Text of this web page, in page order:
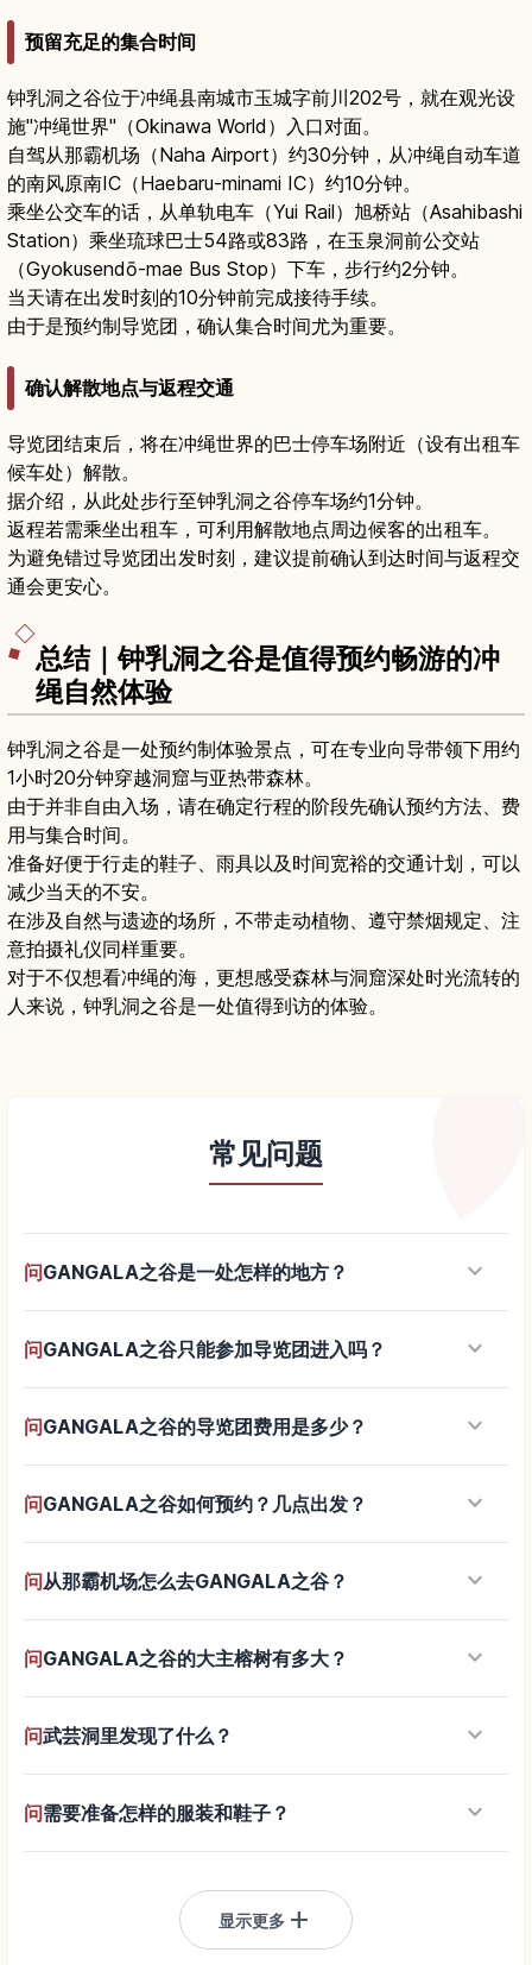
预留充足的集合时间
钟乳洞之谷位于冲绳县南城市玉城字前川202号，就在观光设
施"冲绳世界"（Okinawa World）入口对面。
自驾从那霸机场（Naha Airport）约30分钟，从冲绳自动车道
的南风原南IC（Haebaru-minami IC）约10分钟。
乘坐公交车的话，从单轨电车（Yui Rail）旭桥站（Asahibashi
Station）乘坐琉球巴士54路或83路，在玉泉洞前公交站
（Gyokusendō-mae Bus Stop）下车，步行约2分钟。
当天请在出发时刻的10分钟前完成接待手续。
由于是预约制导览团，确认集合时间尤为重要。
确认解散地点与返程交通
导览团结束后，将在冲绳世界的巴士停车场附近（设有出租车
候车处）解散。
据介绍，从此处步行至钟乳洞之谷停车场约1分钟。
返程若需乘坐出租车，可利用解散地点周边候客的出租车。
为避免错过导览团出发时刻，建议提前确认到达时间与返程交
通会更安心。
总结｜钟乳洞之谷是值得预约畅游的冲
绳自然体验
钟乳洞之谷是一处预约制体验景点，可在专业向导带领下用约
1小时20分钟穿越洞窟与亚热带森林。
由于并非自由入场，请在确定行程的阶段先确认预约方法、费
用与集合时间。
准备好便于行走的鞋子、雨具以及时间宽裕的交通计划，可以
减少当天的不安。
在涉及自然与遗迹的场所，不带走动植物、遵守禁烟规定、注
意拍摄礼仪同样重要。
对于不仅想看冲绳的海，更想感受森林与洞窟深处时光流转的
人来说，钟乳洞之谷是一处值得到访的体验。
常见问题
问GANGALA之谷是一处怎样的地方？ keyboard_arrow_down
问GANGALA之谷只能参加导览团进入吗？ keyboard_arrow_down
问GANGALA之谷的导览团费用是多少？ keyboard_arrow_down
问GANGALA之谷如何预约？几点出发？ keyboard_arrow_down
问从那霸机场怎么去GANGALA之谷？ keyboard_arrow_down
问GANGALA之谷的大主榕树有多大？ keyboard_arrow_down
问武芸洞里发现了什么？ keyboard_arrow_down
问需要准备怎样的服装和鞋子？ keyboard_arrow_down
显示更多 add